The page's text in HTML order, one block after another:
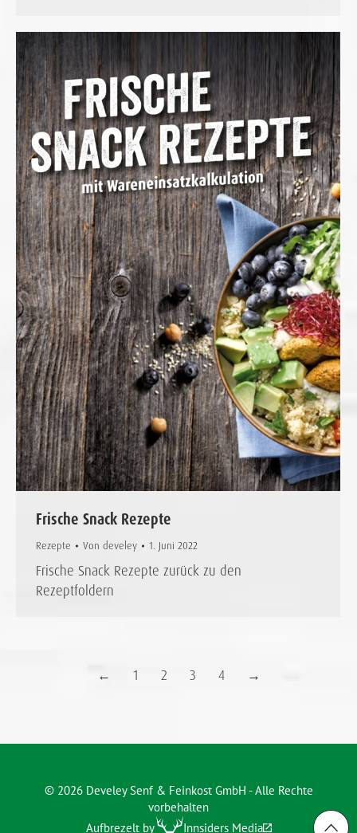
Frische Snack Rezepte
Rezepte Von develey 1. Juni 2022
Frische Snack Rezepte zurück zu den
Rezeptfoldern
← 1 2 3 4 →
© 2026 Develey Senf & Feinkost GmbH - Alle Rechte
vorbehalten
Aufbrezelt by
Innsiders Media